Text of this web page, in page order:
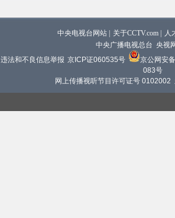
中央电视台网站 关于CCTV.com
人
中央广播电视总台 央视
违法和不良信息举报 京ICP证060535号
京公网安
083号
网上传播视听节目许可证号